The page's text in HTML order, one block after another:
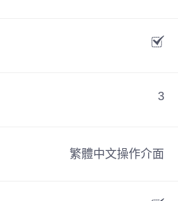
3
繁體中文操作介面